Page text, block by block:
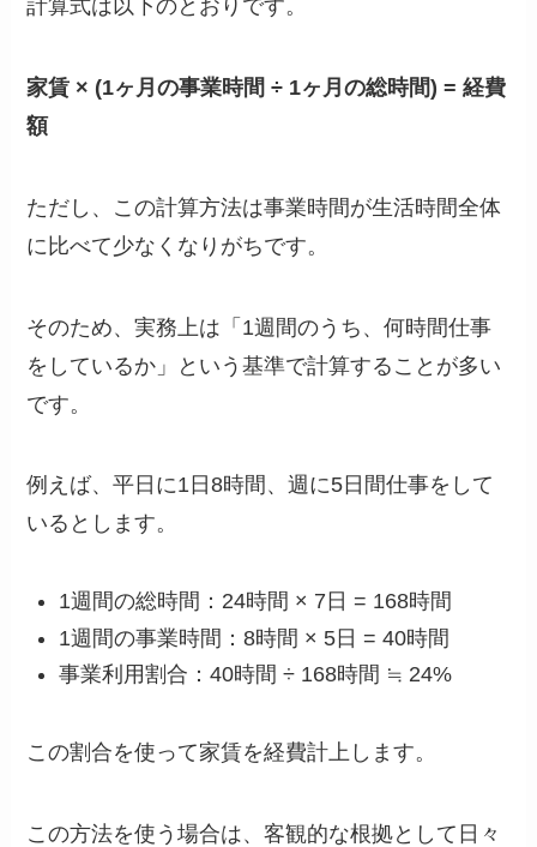
計算式は以下のとおりです。
家賃 × (1ヶ月の事業時間 ÷ 1ヶ月の総時間) = 経費
額
ただし、この計算方法は事業時間が生活時間全体
に比べて少なくなりがちです。
そのため、実務上は「1週間のうち、何時間仕事
をしているか」という基準で計算することが多い
です。
例えば、平日に1日8時間、週に5日間仕事をして
いるとします。
1週間の総時間：24時間 × 7日 = 168時間
1週間の事業時間：8時間 × 5日 = 40時間
事業利用割合：40時間 ÷ 168時間 ≒ 24%
この割合を使って家賃を経費計上します。
この方法を使う場合は、客観的な根拠として日々